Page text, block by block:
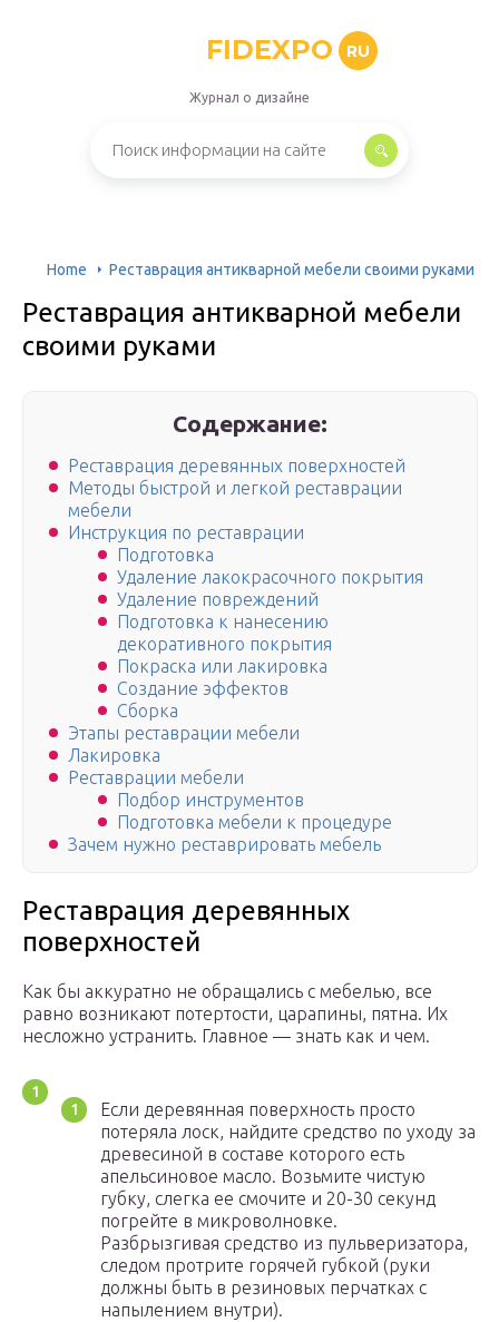
FIDEXPO RU
Журнал о дизайне
Home Реставрация антикварной мебели своими руками
Реставрация антикварной мебели
своими руками
Содержание:
Реставрация деревянных поверхностей
Методы быстрой и легкой реставрации
мебели
Инструкция по реставрации
Подготовка
Удаление лакокрасочного покрытия
Удаление повреждений
Подготовка к нанесению
декоративного покрытия
Покраска или лакировка
Создание эффектов
Сборка
Этапы реставрации мебели
Лакировка
Реставрации мебели
Подбор инструментов
Подготовка мебели к процедуре
Зачем нужно реставрировать мебель
Реставрация деревянных
поверхностей
Как бы аккуратно не обращались с мебелью, все
равно возникают потертости, царапины, пятна. Их
несложно устранить. Главное — знать как и чем.
Если деревянная поверхность просто
потеряла лоск, найдите средство по уходу за
древесиной в составе которого есть
апельсиновое масло. Возьмите чистую
губку, слегка ее смочите и 20-30 секунд
погрейте в микроволновке.
Разбрызгивая средство из пульверизатора,
следом протрите горячей губкой (руки
должны быть в резиновых перчатках с
напылением внутри).